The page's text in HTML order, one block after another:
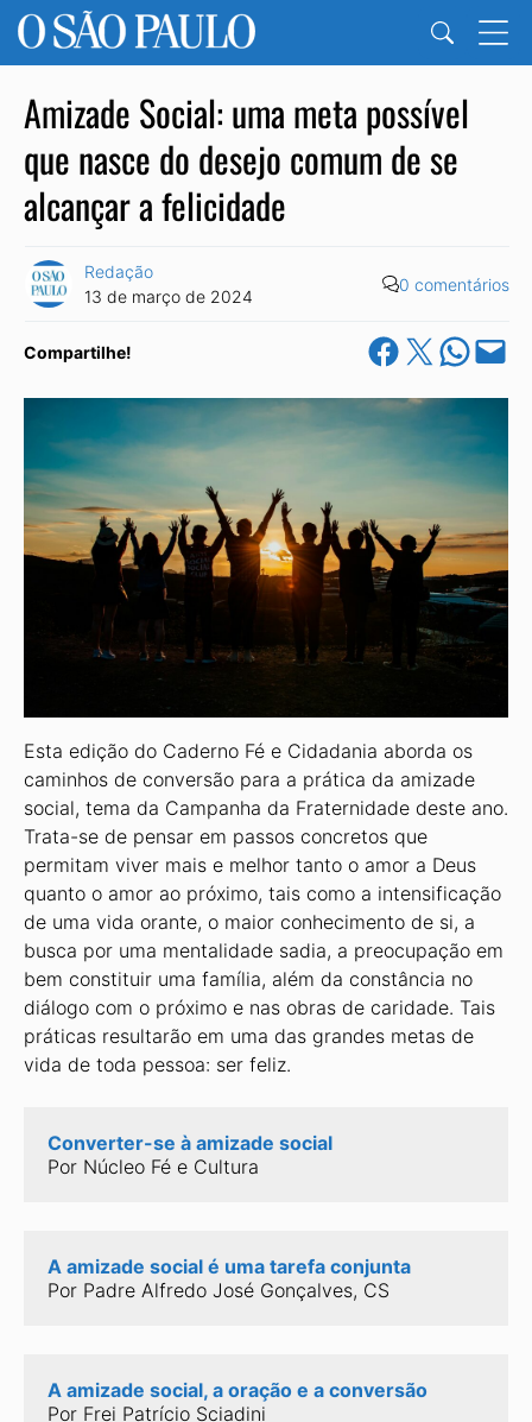
Amizade Social: uma meta possível
que nasce do desejo comum de se
alcançar a felicidade
Redação
13 de março de 2024
0 comentários
Compartilhe! Share on Facebook
Share on X Share on
Email this
Esta edição do Caderno Fé e Cidadania aborda os
caminhos de conversão para a prática da amizade
social, tema da Campanha da Fraternidade deste ano.
Trata-se de pensar em passos concretos que
permitam viver mais e melhor tanto o amor a Deus
quanto o amor ao próximo, tais como a intensificação
de uma vida orante, o maior conhecimento de si, a
busca por uma mentalidade sadia, a preocupação em
bem constituir uma família, além da constância no
diálogo com o próximo e nas obras de caridade. Tais
práticas resultarão em uma das grandes metas de
vida de toda pessoa: ser feliz.
Converter-se à amizade social
Por Núcleo Fé e Cultura
A amizade social é uma tarefa conjunta
Por Padre Alfredo José Gonçalves, CS
A amizade social, a oração e a conversão
Por Frei Patrício Sciadini